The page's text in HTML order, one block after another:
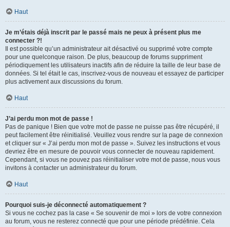
Haut
Je m’étais déjà inscrit par le passé mais ne peux à présent plus me
connecter ?!
Il est possible qu’un administrateur ait désactivé ou supprimé votre compte
pour une quelconque raison. De plus, beaucoup de forums suppriment
périodiquement les utilisateurs inactifs afin de réduire la taille de leur base de
données. Si tel était le cas, inscrivez-vous de nouveau et essayez de participer
plus activement aux discussions du forum.
Haut
J’ai perdu mon mot de passe !
Pas de panique ! Bien que votre mot de passe ne puisse pas être récupéré, il
peut facilement être réinitialisé. Veuillez vous rendre sur la page de connexion
et cliquer sur « J’ai perdu mon mot de passe ». Suivez les instructions et vous
devriez être en mesure de pouvoir vous connecter de nouveau rapidement.
Cependant, si vous ne pouvez pas réinitialiser votre mot de passe, nous vous
invitons à contacter un administrateur du forum.
Haut
Pourquoi suis-je déconnecté automatiquement ?
Si vous ne cochez pas la case « Se souvenir de moi » lors de votre connexion
au forum, vous ne resterez connecté que pour une période prédéfinie. Cela